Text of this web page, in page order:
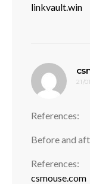
linkvault.win
21/
References:
Before and
References:
csmouse.com